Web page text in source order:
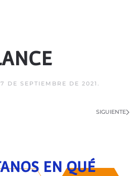
7 DE SEPTIEMBRE DE 2021 .
SIGUIENTE
EN QUÉ